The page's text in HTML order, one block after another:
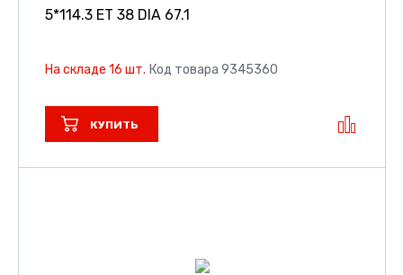
5*114.3 ET 38 DIA 67.1
На складе 16 шт. Код товара 9345360
КУПИТЬ